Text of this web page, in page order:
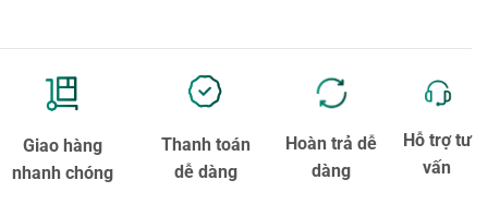
Giao hàng
nhanh chóng
Thanh toán
dễ dàng
Hoàn trả dễ
dàng
Hỗ trợ tư
vấn